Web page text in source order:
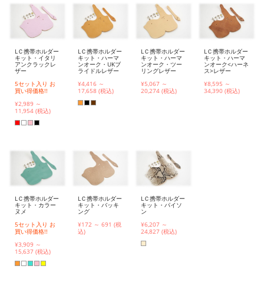
LＣ携帯ホルダー
キット・イタリ
アンクラックレ
ザー
5セット入り お
買い得価格!!
¥2,989 ～
11,954 (税込)
LＣ携帯ホルダー
キット・ハーマ
ンオーク・UKブ
ライドルレザー
¥4,416 ～
17,658 (税込)
LＣ携帯ホルダー
キット・ハーマ
ンオーク・ツー
リングレザー
¥5,067 ～
20,274 (税込)
LＣ携帯ホルダー
キット・ハーマ
ンオーク<ハーネ
ス>レザー
¥8,595 ～
34,390 (税込)
LＣ携帯ホルダー
キット・カラー
ヌメ
5セット入り お
買い得価格!!
¥3,909 ～
15,637 (税込)
LＣ携帯ホルダー
キット・バッキ
ング
¥172 ～ 691 (税
込)
LＣ携帯ホルダー
キット・パイソ
ン
¥6,207 ～
24,827 (税込)